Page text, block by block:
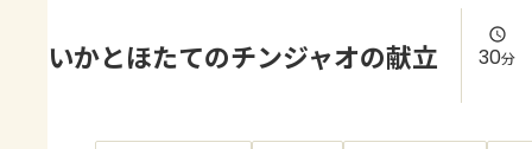
AJINOMOTO PARK とは
いかとほたてのチンジャオの献立 30分